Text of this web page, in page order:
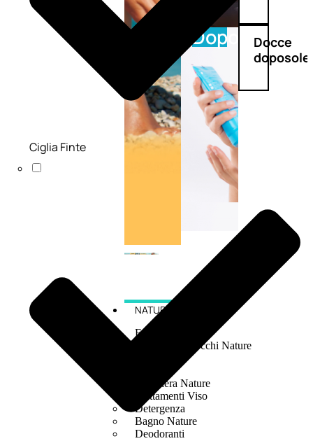
Doposole
Docce
doposole
NATURALI
Fragranze Nature
Viso/Labbra/Occhi Nature
Maschera Nature
Trattamenti Viso
Detergenza
Bagno Nature
Deodoranti
Ciglia Finte